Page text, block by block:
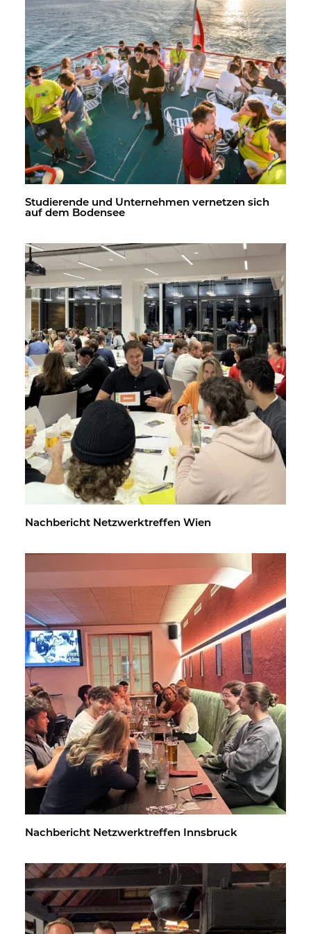
Stu­die­ren­de und Un­ter­neh­men ver­net­zen sich
auf dem Bo­den­see
Nach­be­richt Netz­werk­tref­fen Wien
Nach­be­richt Netz­werk­tref­fen Inns­bruck